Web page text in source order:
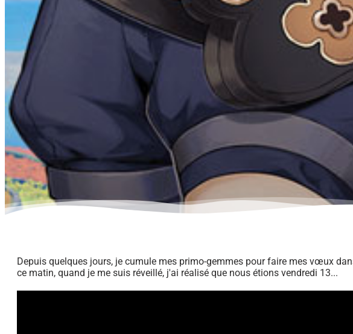
Depuis quelques jours, je cumule mes primo-gemmes pour faire mes vœux
ce matin, quand je me suis réveillé, j'ai réalisé que nous étions vendredi 13...